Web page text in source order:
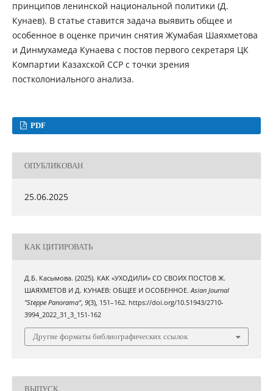
принципов ленинской национальной политики (Д.
Кунаев). В статье ставится задача выявить общее и
особенное в оценке причин снятия Жумабая Шаяхметова
и Динмухамеда Кунаева с постов первого секретаря ЦК
Компартии Казахской ССР с точки зрения
постколониального анализа.
PDF
ОПУБЛИКОВАН
25.06.2025
КАК ЦИТИРОВАТЬ
Д.Б. Касымова. (2025). КАК «УХОДИЛИ» СО СВОИХ ПОСТОВ Ж.
ШАЯХМЕТОВ И Д. КУНАЕВ: ОБЩЕЕ И ОСОБЕННОЕ.Asian Journal
"Steppe Panorama", 9(3), 151–162. https://doi.org/10.51943/2710-
3994_2022_31_3_151-162
Другие форматы библиографических ссылок
ВЫПУСК